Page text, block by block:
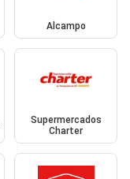
Alcampo
Supermercados
Charter